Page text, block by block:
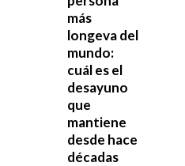
más
longeva del
mundo:
cuál es el
desayuno
que
mantiene
desde hace
décadas